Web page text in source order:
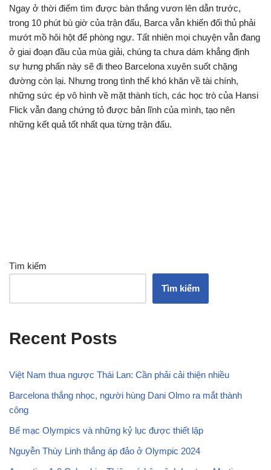
Ngay ở thời điểm tìm được bàn thắng vươn lên dẫn trước,
trong 10 phút bù giờ của trận đấu, Barca vẫn khiến đối thủ phải
mướt mồ hôi hột để phòng ngự. Tất nhiên mọi chuyện vẫn đang
ở giai đoạn đầu của mùa giải, chúng ta chưa dám khẳng định
sự hưng phấn này sẽ đi theo Barcelona xuyên suốt chặng
đường còn lại. Nhưng trong tình thế khó khăn về tài chính,
những sức ép vô hình về mặt thành tích, các học trò của Hansi
Flick vẫn đang chứng tỏ được bản lĩnh của mình, tạo nên
những kết quả tốt nhất qua từng trận đấu.
Tìm kiếm
Tìm kiếm
Recent Posts
Việt Nam thua ngược Thái Lan: Cần phải cải thiện nhiều
Barcelona thắng nhọc, người hùng Dani Olmo ra mắt thành
công
Bế mạc Olympics và những kỷ lục được thiết lập
Nguyễn Thùy Linh thắng áp đảo ở Olympic 2024